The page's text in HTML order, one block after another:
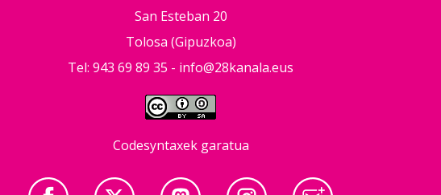
San Esteban 20
Tolosa (Gipuzkoa)
Tel: 943 69 89 35 - info@28kanala.eus
Codesyntaxek garatua